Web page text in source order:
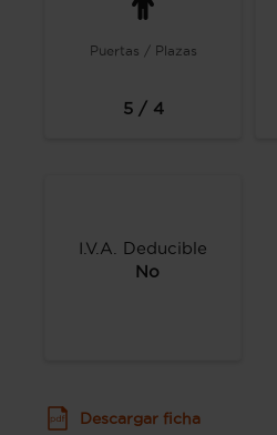
Puertas / Plazas
5 / 4
I.V.A. Deducible
No
Descargar ficha